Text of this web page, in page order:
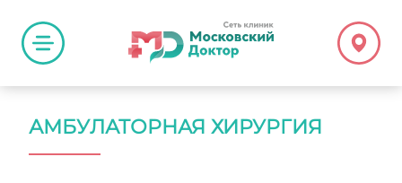
АМБУЛАТОРНАЯ ХИРУРГИЯ